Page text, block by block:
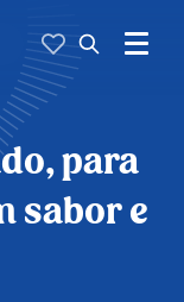
por:
Abrir
Menu
para
sabor e